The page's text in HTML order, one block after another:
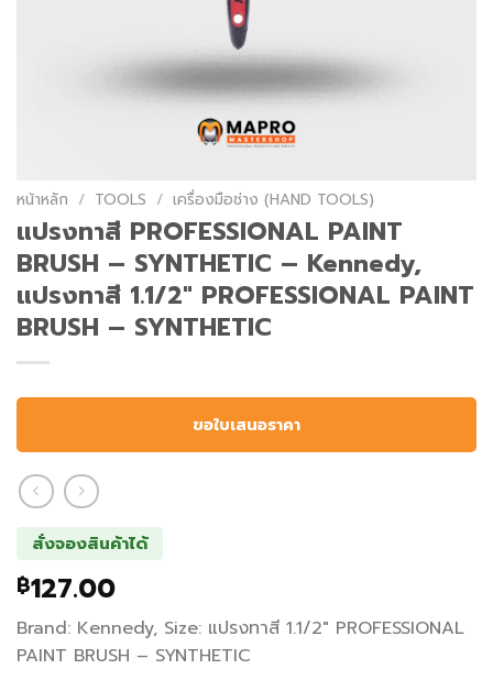
หน้าหลัก / TOOLS / เครื่องมือช่าง (HAND TOOLS)
แปรงทาสี PROFESSIONAL PAINT
BRUSH – SYNTHETIC – Kennedy,
แปรงทาสี 1.1/2″ PROFESSIONAL PAINT
BRUSH – SYNTHETIC
ขอใบเสนอราคา
สั่งจองสินค้าได้
฿127.00
Brand: Kennedy, Size: แปรงทาสี 1.1/2″ PROFESSIONAL
PAINT BRUSH – SYNTHETIC